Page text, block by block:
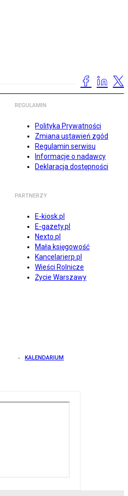
REGULAMIN
Polityka Prywatności
Zmiana ustawień zgód
Regulamin serwisu
Informacje o nadawcy
Deklaracja dostępności
PARTNERZY
E-kiosk.pl
E-gazety.pl
Nexto.pl
Mała księgowość
Kancelarierp.pl
Wieści Rolnicze
Życie Warszawy
KALENDARIUM